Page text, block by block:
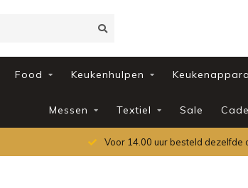
Food Keukenhulpen
Messen Textiel Sale
Voor 14.00 uur besteld dezelfde